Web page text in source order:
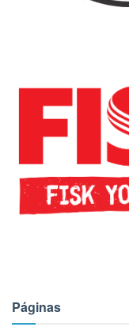
Páginas